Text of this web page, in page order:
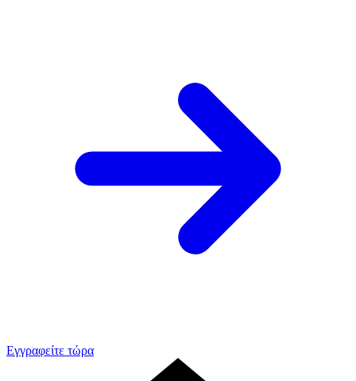
Εγγραφείτε τώρα